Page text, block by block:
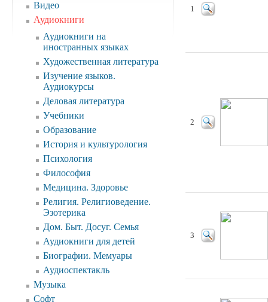
Видео
Аудиокниги
Аудиокниги на
иностранных языках
Художественная литература
Изучение языков.
Аудиокурсы
Деловая литература
Учебники
Образование
История и культурология
Психология
Философия
Медицина. Здоровье
Религия. Религиоведение.
Эзотерика
Дом. Быт. Досуг. Семья
Аудиокниги для детей
Биографии. Мемуары
Аудиоспектакль
Музыка
Софт
1
2
3